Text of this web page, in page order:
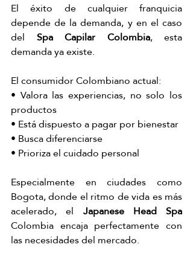
El éxito de cualquier franquicia
depende de la demanda, y en el caso
del Spa Capilar Colombia, esta
demanda ya existe.
El consumidor Colombiano actual:
• Valora las experiencias, no solo los
productos
• Está dispuesto a pagar por bienestar
• Busca diferenciarse
• Prioriza el cuidado personal
Especialmente en ciudades como
Bogota, donde el ritmo de vida es más
acelerado, el
Colombia encaja perfectamente con
las necesidades del mercado.